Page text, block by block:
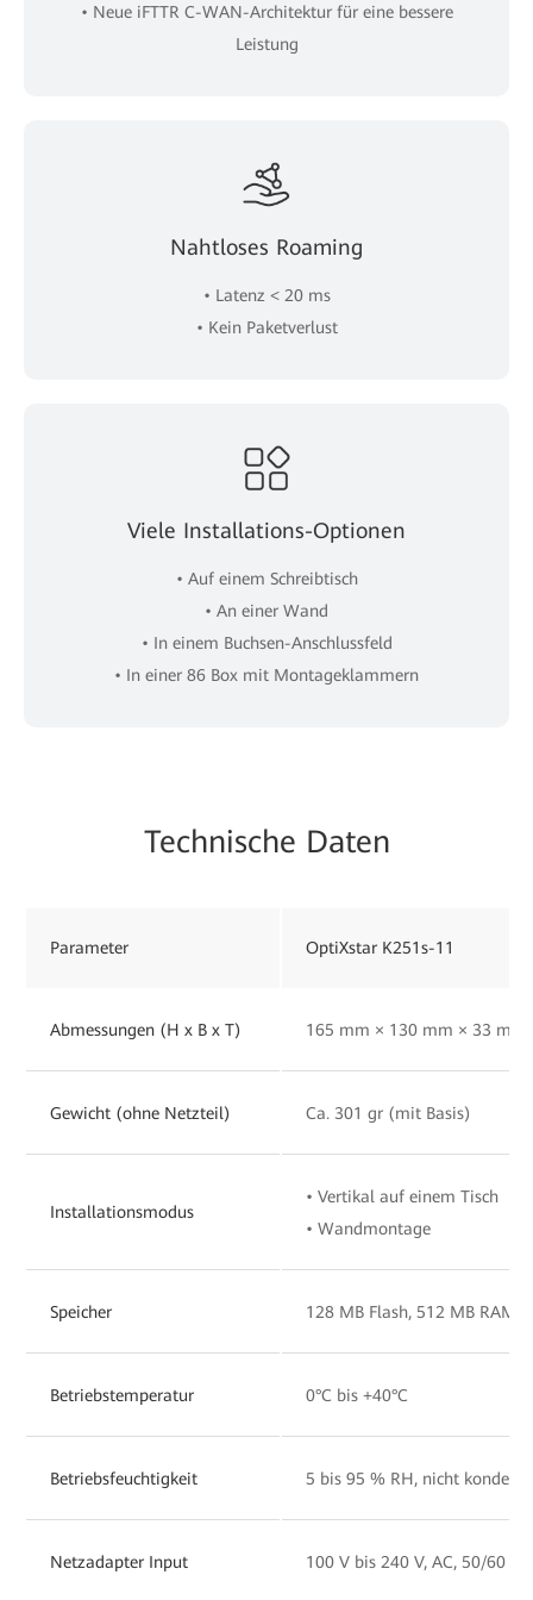
• Neue iFTTR C-WAN-Architektur für eine bessere
Leistung
Nahtloses Roaming
• Latenz < 20 ms
• Kein Paketverlust
Viele Installations-Optionen
• Auf einem Schreibtisch
• An einer Wand
• In einem Buchsen-Anschlussfeld
• In einer 86 Box mit Montageklammern
Technische Daten
Parameter OptiXstar K251s-11
Abmessungen (H x B x T) 165 mm × 130 mm × 33 mm
Gewicht (ohne Netzteil) Ca. 301 gr (mit Basis)
Installationsmodus
• Vertikal auf einem Tisch
• Wandmontage
Speicher 128 MB Flash, 512 MB RAM
Betriebstemperatur 0°C bis +40°C
Betriebsfeuchtigkeit 5 bis 95 % RH, nicht
Netzadapter Input 100 V bis 240 V, AC, 50/60 Hz